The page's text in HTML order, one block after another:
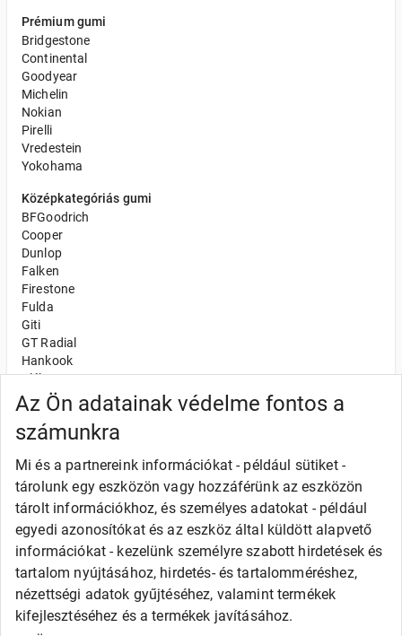
Az Ön adatainak védelme fontos a
számunkra
Mi és a partnereink információkat - például sütiket -
tárolunk egy eszközön vagy hozzáférünk az eszközön
tárolt információkhoz, és személyes adatokat - például
egyedi azonosítókat és az eszköz által küldött alapvető
információkat - kezelünk személyre szabott hirdetések és
tartalom nyújtásához, hirdetés- és tartalomméréshez,
nézettségi adatok gyűjtéséhez, valamint termékek
kifejlesztéséhez és a termékek javításához.
Prémium gumi
Bridgestone
Continental
Goodyear
Michelin
Nokian
Pirelli
Vredestein
Yokohama
Középkategóriás gumi
BFGoodrich
Cooper
Dunlop
Falken
Firestone
Fulda
Giti
GT Radial
Hankook
Kléber
Kumho
Nexen
Semperit
Uniroyal
Olcsó gumi
Apollo
Barum
Debica
Fortune
General
Goodride